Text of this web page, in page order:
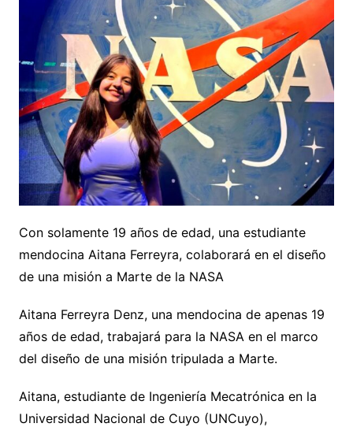
Con solamente 19 años de edad, una estudiante
mendocina Aitana Ferreyra, colaborará en el diseño
de una misión a Marte de la NASA
Aitana Ferreyra Denz, una mendocina de apenas 19
años de edad, trabajará para la NASA en el marco
del diseño de una misión tripulada a Marte.
Aitana, estudiante de Ingeniería Mecatrónica en la
Universidad Nacional de Cuyo (UNCuyo),